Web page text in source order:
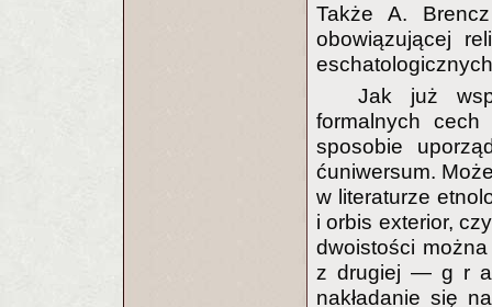
Także A.
obowiązującej
Jak już
formalnych
sposobie
ćuniwersum.
w literaturze
i orbis exterior,
dwoistości
z drugiej — g r a
nakładanie się